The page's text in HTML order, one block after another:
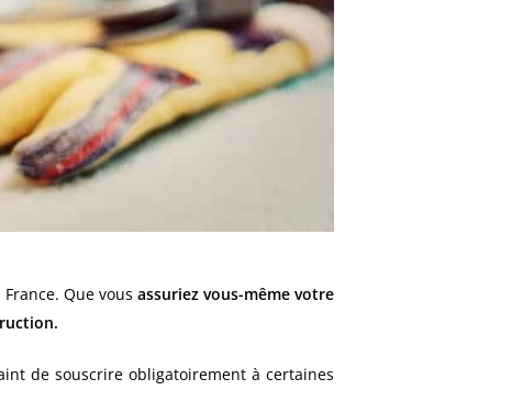
Que vous assuriez vous-même votre
de souscrire obligatoirement à certaines